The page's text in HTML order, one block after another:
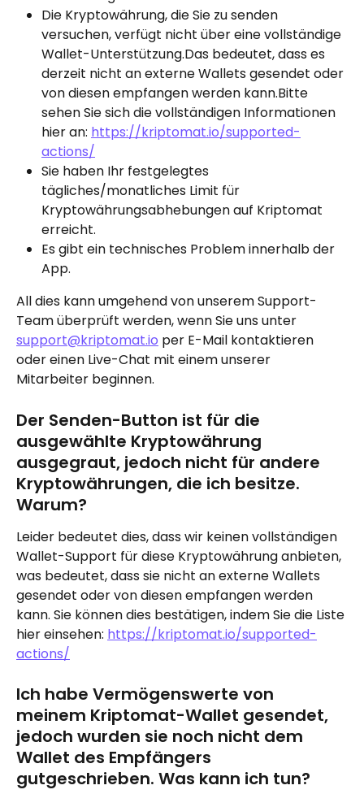
Die Kryptowährung, die Sie zu senden
versuchen, verfügt nicht über eine vollständige
Wallet-Unterstützung.Das bedeutet, dass es
derzeit nicht an externe Wallets gesendet oder
von diesen empfangen werden kann.Bitte
sehen Sie sich die vollständigen Informationen
hier an: https://kriptomat.io/supported-
actions/
Sie haben Ihr festgelegtes
tägliches/monatliches Limit für
Kryptowährungsabhebungen auf Kriptomat
erreicht.
Es gibt ein technisches Problem innerhalb der
App.
All dies kann umgehend von unserem Support-
Team überprüft werden, wenn Sie uns unter
support@kriptomat.io per E-Mail kontaktieren
oder einen Live-Chat mit einem unserer
Mitarbeiter beginnen.
Der Senden-Button ist für die
ausgewählte Kryptowährung
ausgegraut, jedoch nicht für andere
Kryptowährungen, die ich besitze.
Warum?
Leider bedeutet dies, dass wir keinen vollständigen
Wallet-Support für diese Kryptowährung anbieten,
was bedeutet, dass sie nicht an externe Wallets
gesendet oder von diesen empfangen werden
kann. Sie können dies bestätigen, indem Sie die Liste
hier einsehen: https://kriptomat.io/supported-
actions/
Ich habe Vermögenswerte von
meinem Kriptomat-Wallet gesendet,
jedoch wurden sie noch nicht dem
Wallet des Empfängers
gutgeschrieben. Was kann ich tun?